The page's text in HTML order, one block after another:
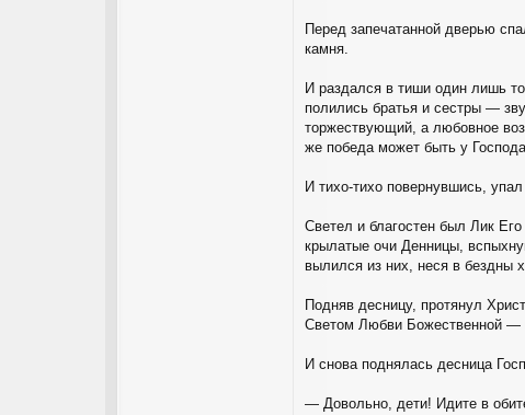
Перед запечатанной дверью
камня.
И раздался в тиши один лишь
полились братья и сестры —
торжествующий, а любовное
же победа может быть у
И тихо-тихо повернувшись,
Светел и благостен был Лик
крылатые очи Денницы,
вылился из них, неся в бездны
Подняв десницу, протянул
Светом Любви Божественной —
И снова поднялась десница
— Довольно, дети! Идите в